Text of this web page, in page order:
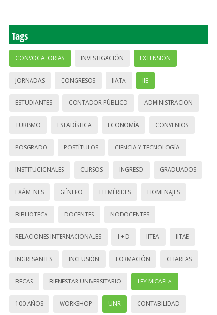
Tags
CONVOCATORIAS INVESTIGACIÓN EXTENSIÓN
JORNADAS CONGRESOS IIATA IIE
ESTUDIANTES CONTADOR PÚBLICO ADMINISTRACIÓN
TURISMO ESTADÍSTICA ECONOMÍA CONVENIOS
POSGRADO POSTÍTULOS CIENCIA Y TECNOLOGÍA
INSTITUCIONALES CURSOS INGRESO GRADUADOS
EXÁMENES GÉNERO EFEMÉRIDES HOMENAJES
BIBLIOTECA DOCENTES NODOCENTES
RELACIONES INTERNACIONALES I + D IITEA IITAE
INGRESANTES INCLUSIÓN FORMACIÓN CHARLAS
BECAS BIENESTAR UNIVERSITARIO LEY MICAELA
100 AÑOS WORKSHOP UNR CONTABILIDAD